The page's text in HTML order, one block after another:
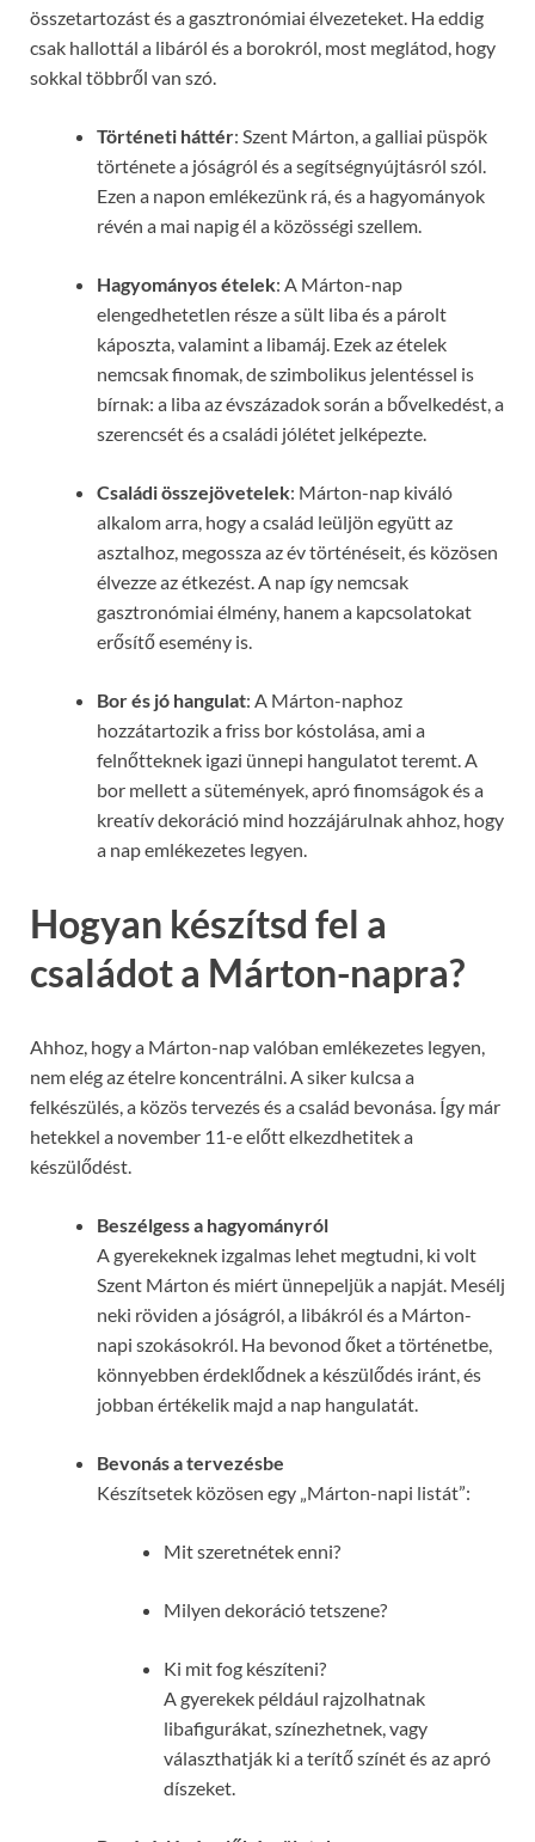
összetartozást és a gasztronómiai élvezeteket. Ha eddig
csak hallottál a libáról és a borokról, most meglátod, hogy
sokkal többről van szó.
Történeti háttér: Szent Márton, a galliai püspök
története a jóságról és a segítségnyújtásról szól.
Ezen a napon emlékezünk rá, és a hagyományok
révén a mai napig él a közösségi szellem.
Hagyományos ételek: A Márton-nap
elengedhetetlen része a sült liba és a párolt
káposzta, valamint a libamáj. Ezek az ételek
nemcsak finomak, de szimbolikus jelentéssel is
bírnak: a liba az évszázadok során a bővelkedést, a
szerencsét és a családi jólétet jelképezte.
Családi összejövetelek: Márton-nap kiváló
alkalom arra, hogy a család leüljön együtt az
asztalhoz, megossza az év történéseit, és közösen
élvezze az étkezést. A nap így nemcsak
gasztronómiai élmény, hanem a kapcsolatokat
erősítő esemény is.
Bor és jó hangulat: A Márton-naphoz
hozzátartozik a friss bor kóstolása, ami a
felnőtteknek igazi ünnepi hangulatot teremt. A
bor mellett a sütemények, apró finomságok és a
kreatív dekoráció mind hozzájárulnak ahhoz, hogy
a nap emlékezetes legyen.
Hogyan készítsd fel a
családot a Márton-napra?
Ahhoz, hogy a Márton-nap valóban emlékezetes legyen,
nem elég az ételre koncentrálni. A siker kulcsa a
felkészülés, a közös tervezés és a család bevonása. Így már
hetekkel a november 11-e előtt elkezdhetitek a
készülődést.
Beszélgess a hagyományról
A gyerekeknek izgalmas lehet megtudni, ki volt
Szent Márton és miért ünnepeljük a napját. Mesélj
neki röviden a jóságról, a libákról és a Márton-
napi szokásokról. Ha bevonod őket a történetbe,
könnyebben érdeklődnek a készülődés iránt, és
jobban értékelik majd a nap hangulatát.
Bevonás a tervezésbe
Készítsetek közösen egy „Márton-napi listát”:
Mit szeretnétek enni?
Milyen dekoráció tetszene?
Ki mit fog készíteni?
A gyerekek például rajzolhatnak
libafigurákat, színezhetnek, vagy
választhatják ki a terítő színét és az apró
díszeket.